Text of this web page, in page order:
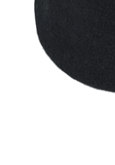
Εξαντλημένο